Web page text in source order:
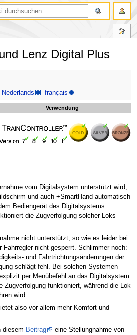
Lenz Digital Plus
Nederlands français
Verwendung
vom Digitalsystem unterstützt wird,
und auch +SmartHand automatisch
Bediengerät des Digitalsystems
die Zugverfolgung solcher Loks
nicht unterstützt, so wie es leider bei
Fahrregler nicht gesperrt. Schlimmer noch:
und Fahrtrichtungsänderungen der
schlägt fehl. Bei solchen Systemen
per Menübefehl an das Digitalsystem
Zugverfolgung funktioniert, während die Lok
wird.
also vor allem mehr Komfort und
diesem Beitrag
eine Stellungnahme von